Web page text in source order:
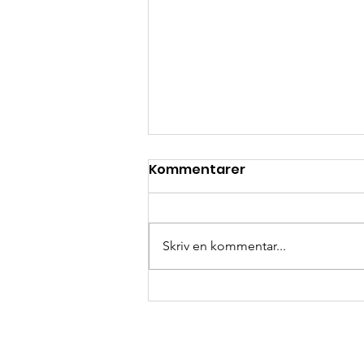
Kommentarer
Skriv en kommentar...